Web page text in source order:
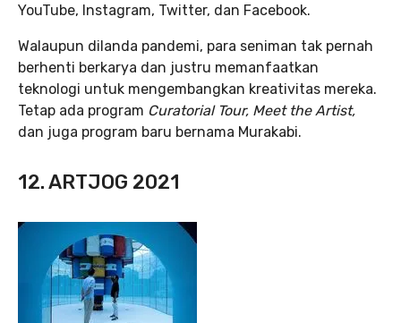
YouTube, Instagram, Twitter, dan Facebook.
Walaupun dilanda pandemi, para seniman tak pernah
berhenti berkarya dan justru memanfaatkan
teknologi untuk mengembangkan kreativitas mereka.
Tetap ada program Curatorial Tour, Meet the Artist,
dan juga program baru bernama Murakabi.
12. ARTJOG 2021